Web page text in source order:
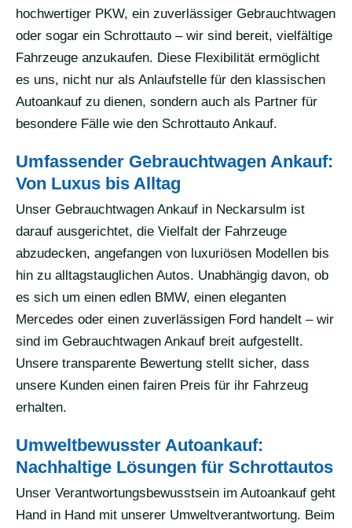
hochwertiger PKW, ein zuverlässiger Gebrauchtwagen
oder sogar ein Schrottauto – wir sind bereit, vielfältige
Fahrzeuge anzukaufen. Diese Flexibilität ermöglicht
es uns, nicht nur als Anlaufstelle für den klassischen
Autoankauf zu dienen, sondern auch als Partner für
besondere Fälle wie den Schrottauto Ankauf.
Umfassender Gebrauchtwagen Ankauf:
Von Luxus bis Alltag
Unser Gebrauchtwagen Ankauf in Neckarsulm ist
darauf ausgerichtet, die Vielfalt der Fahrzeuge
abzudecken, angefangen von luxuriösen Modellen bis
hin zu alltagstauglichen Autos. Unabhängig davon, ob
es sich um einen edlen BMW, einen eleganten
Mercedes oder einen zuverlässigen Ford handelt – wir
sind im Gebrauchtwagen Ankauf breit aufgestellt.
Unsere transparente Bewertung stellt sicher, dass
unsere Kunden einen fairen Preis für ihr Fahrzeug
erhalten.
Umweltbewusster Autoankauf:
Nachhaltige Lösungen für Schrottautos
Unser Verantwortungsbewusstsein im Autoankauf geht
Hand in Hand mit unserer Umweltverantwortung. Beim